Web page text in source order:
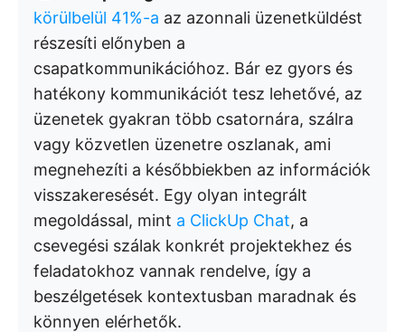
körülbelül 41%-a az azonnali üzenetküldést
részesíti előnyben a
csapatkommunikációhoz. Bár ez gyors és
hatékony kommunikációt tesz lehetővé, az
üzenetek gyakran több csatornára, szálra
vagy közvetlen üzenetre oszlanak, ami
megnehezíti a későbbiekben az információk
visszakeresését. Egy olyan integrált
megoldással, mint a ClickUp Chat, a
csevegési szálak konkrét projektekhez és
feladatokhoz vannak rendelve, így a
beszélgetések kontextusban maradnak és
könnyen elérhetők.